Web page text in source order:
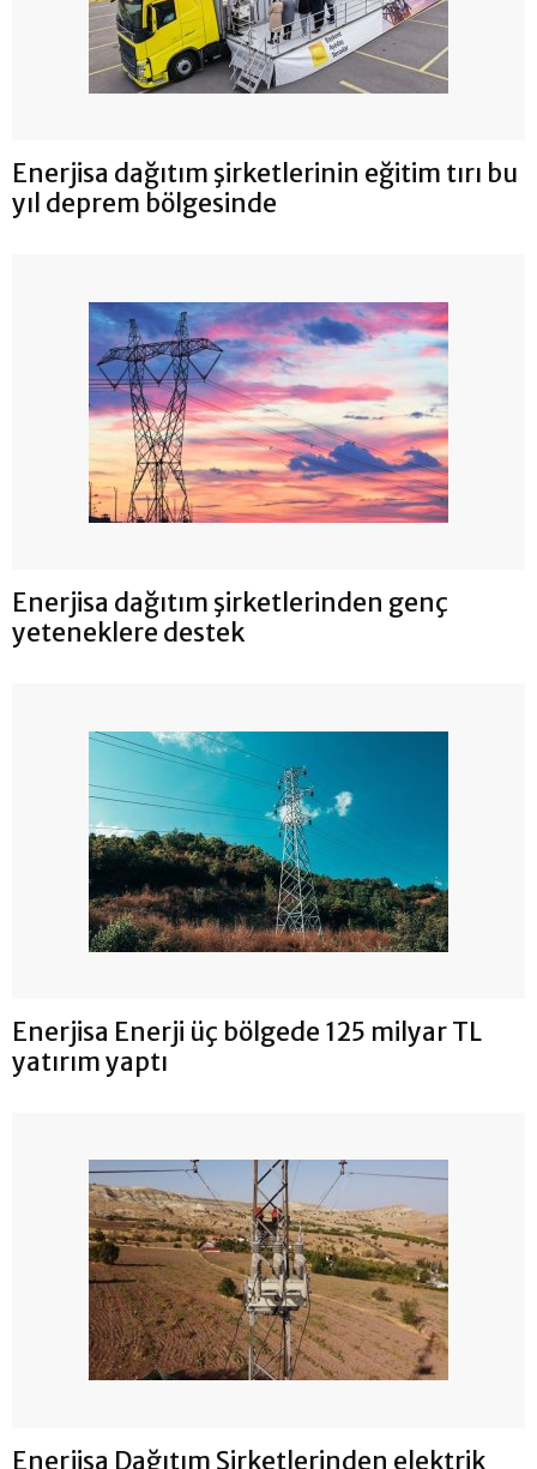
Enerjisa dağıtım şirketlerinin eğitim tırı bu
yıl deprem bölgesinde
Enerjisa dağıtım şirketlerinden genç
yeteneklere destek
Enerjisa Enerji üç bölgede 125 milyar TL
yatırım yaptı
Enerjisa Dağıtım Şirketlerinden elektrik